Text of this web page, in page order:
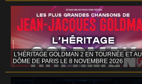
L'HÉRITAGE GOLDMAN 2 EN TOURNÉE ET AU
DÔME DE PARIS LE 8 NOVEMBRE 2026